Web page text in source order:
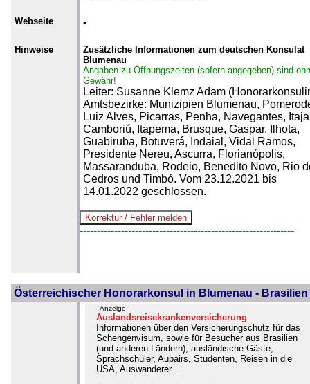
Webseite -
Hinweise
Zusätzliche Informationen zum deutschen Konsulat
Blumenau
Angaben zu Öffnungszeiten (sofern angegeben) sind
Gewähr!
Leiter: Susanne Klemz Adam
Amtsbezirke: Munizipien Blumenau,
Luiz Alves, Picarras, Penha, Navegantes,
Camboriú, Itapema, Brusque, Gaspar, Ilhota,
Guabiruba, Botuverá, Indaial, Vidal Ramos,
Presidente Nereu, Ascurra, Florianópolis,
Massaranduba, Rodeio, Benedito Novo, Rio
Cedros und Timbó. Vom 23.12.2021 bis
14.01.2022 geschlossen.
--------------------------------------------------------------
Österreichischer Honorarkonsul in Blumenau - Brasilien
- Anzeige -
Auslandsreisekrankenversicherung
Informationen über den Versicherungschutz für das
Schengenvisum, sowie für Besucher aus Brasilien
(und anderen Ländern), ausländische Gäste,
Sprachschüler, Aupairs, Studenten, Reisen in die
USA, Auswanderer...